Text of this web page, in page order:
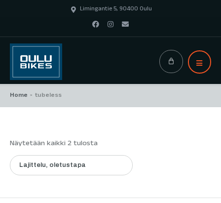
Limingantie 5, 90400 Oulu
Home > tubeless
Näytetään kaikki 2 tulosta